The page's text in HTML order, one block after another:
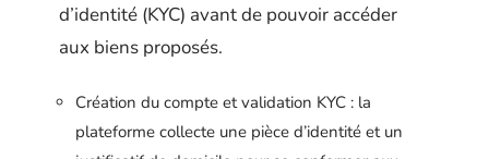
d’identité (KYC) avant de pouvoir accéder
aux biens proposés.
Création du compte et validation KYC : la
plateforme collecte une pièce d’identité et un